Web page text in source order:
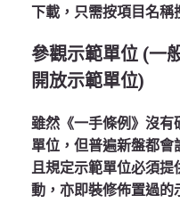
下載，只需按項目名稱
參觀示範單位 (一
開放示範單位)
雖然《一手條例》沒有
單位，但普遍新盤都
且規定示範單位必須提
動，亦即裝修佈置過的